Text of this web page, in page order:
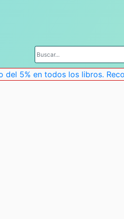
libros. Recoge tu pedido en la